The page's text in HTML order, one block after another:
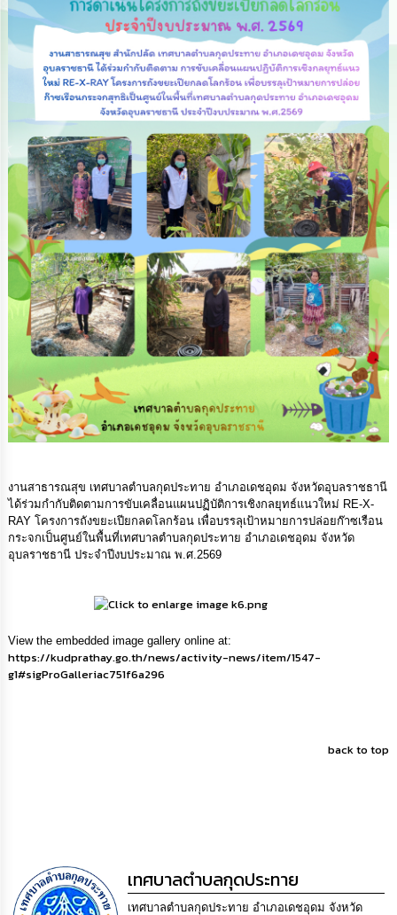
นโยบาย
No
Gift
Policy
การ
ดำเนิน
การ
เพื่อ
ป้องกัน
การ
ทุจริต
มาตรการ
ส่ง
เสริม
คุณธรรม
และ
ความ
โปร่งใส
ร้อง
เรียน
ร้อง
ทุกข์
e-
Service
กิจการ
สภา
ท้อง
ถิ่น
การ
ติดต่อ
งานสาธารณสุข เทศบาลตำบลกุดประทาย อำเภอเดชอุดม จังหวัดอุบลราชธานี
ได้ร่วมกำกับติดตามการขับเคลื่อนแผนปฏิบัติการเชิงกลยุทธ์แนวใหม่ RE-X-
RAY โครงการถังขยะเปียกลดโลกร้อน เพื่อบรรลุเป้าหมายการปล่อยก๊าซเรือน
กระจกเป็นศูนย์ในพื้นที่เทศบาลตำบลกุดประทาย อำเภอเดชอุดม จังหวัด
อุบลราชธานี ประจำปีงบประมาณ พ.ศ.2569
View the embedded image gallery online at:
https://kudprathay.go.th/news/activity-news/item/1547-
g1#sigProGalleriac751f6a296
back to top
เทศบาลตำบลกุดประทาย
เทศบาลตำบลกุดประทาย อำเภอเดชอุดม จังหวัด